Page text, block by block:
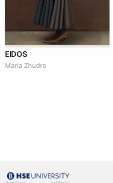
EIDOS
Maria Zhudro